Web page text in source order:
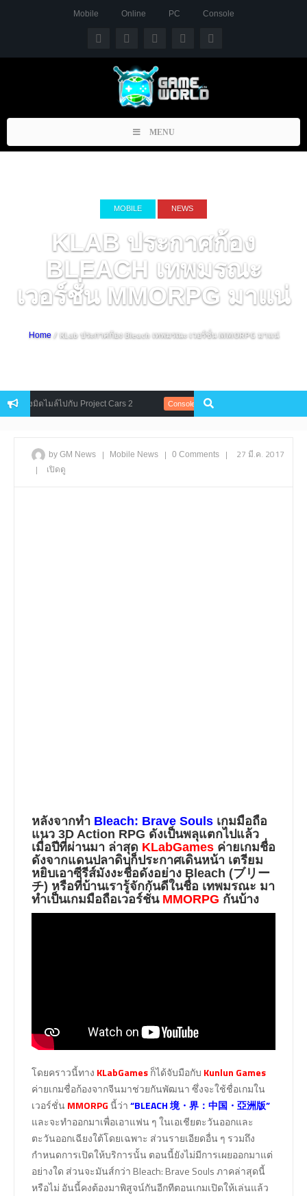
Mobile Online PC Console
Toggle
navigation
MENU
MOBILE NEWS
KLAB ประกาศก้อง
BLEACH เทพมรณะ
เวอร์ชั่น MMORPG มาแน่
Home/ KLab ประกาศก้อง Bleach เทพมรณะ เวอร์ชั่น MMORPG มาแน่
งมิดไมล์ไปกับ Project Cars 2 Console EA ออกมาแย้ง หลังผู้เล่นโอดกับร
by GM News | Mobile News | 0 Comments |
27 มี.ค. 2017
|
เปิดดู
หลังจากทำ Bleach: Brave Souls เกมมือถือ
แนว 3D Action RPG ดังเป็นพลุแตกไปแล้ว
เมื่อปีที่ผ่านมา ล่าสุด KLabGames ค่ายเกมชื่อ
ดังจากแดนปลาดิบก็ประกาศเดินหน้า เตรียม
หยิบเอาซีรีส์มังงะชื่อดังอย่าง Bleach (ブリー
チ) หรือที่บ้านเรารู้จักกันดีในชื่อ เทพมรณะ มา
ทำเป็นเกมมือถือเวอร์ชั่น MMORPG กันบ้าง
โดยคราวนี้ทาง KLabGamesก็ได้จับมือกับ Kunlun Games
ค่ายเกมชื่อก้องจากจีนมาช่วยกันพัฒนา ซึ่งจะใช้ชื่อเกมใน
เวอร์ชั่น MMORPGนี้ว่า“BLEACH 境・界：中国・亞洲版”
และจะทำออกมาเพื่อเอาแฟน ๆ ในเอเชียตะวันออกและ
ตะวันออกเฉียงใต้โดยเฉพาะ ส่วนรายเอียดอื่น ๆ รวมถึง
กำหนดการเปิดให้บริการนั้น ตอนนี้ยังไม่มีการเผยออกมาแต่
อย่างใด ส่วนจะมันส์กว่า Bleach: Brave Souls ภาคล่าสุดนี้
หรือไม่ อันนี้คงต้องมาพิสูจน์กันอีกทีตอนเกมเปิดให้เล่นแล้ว